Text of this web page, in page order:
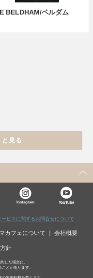
BELDHAM/ベルダム
見る
Instagram YouTube
ビスに関するお問合せについて
カフェについて 会社概要
針
した場合に、
とがあります。